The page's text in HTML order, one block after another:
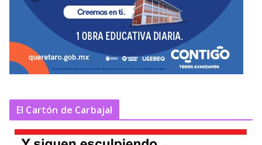
El Cartón de Carbajal